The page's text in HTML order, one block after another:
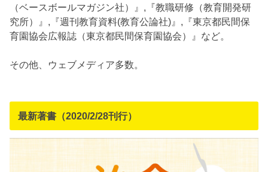
（ベースボールマガジン社）』,『教職研修（教育開発研
究所）』,『週刊教育資料(教育公論社)』,『東京都民間保
育園協会広報誌（東京都民間保育園協会）』など。
その他、ウェブメディア多数。
最新著書（2020/2/28刊行）